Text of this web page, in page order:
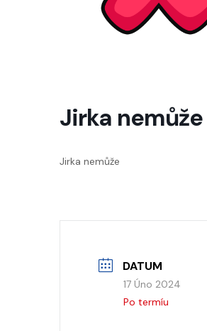
Jirka nemůže
Jirka nemůže
DATUM
17 Úno 2024
Po termíu